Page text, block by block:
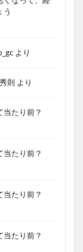
う
より
則 より
たり前？
たり前？
たり前？
たり前？